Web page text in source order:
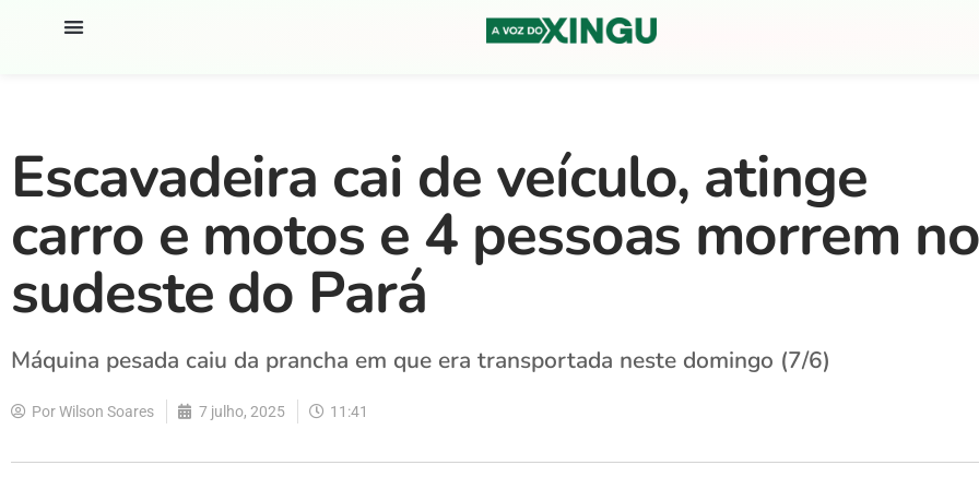
Escavadeira cai de veículo, atinge
carro e motos e 4 pessoas morrem no
sudeste do Pará
Máquina pesada caiu da prancha em que era transportada neste domingo (7/6)
PorWilson Soares 7 julho, 2025 11:41